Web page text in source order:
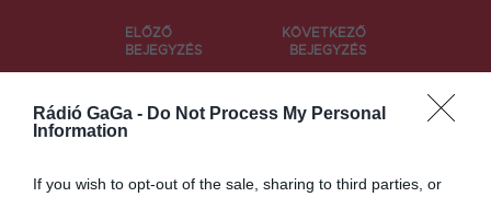
Rádió GaGa - Do Not Process My Personal
Information
If you wish to opt-out of the sale, sharing to third parties, or
Bejegyzés
navigáció
ELŐZŐ
BEJEGYZÉS
mentett
szabad
tűzoltóság
KÖVETKEZŐ
BEJEGYZÉS
végéig lehet
ösztöndíjra
tehetségtám